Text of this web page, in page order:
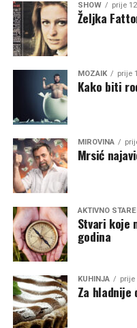
SHOW prije
Željka
MOZAIK prije
Kako biti
MIROVINA
Mrsić
AKTIVNO
Stvari koje
godina
KUHINJA prije
Za hladnije